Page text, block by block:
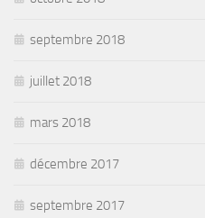
septembre 2018
juillet 2018
mars 2018
décembre 2017
septembre 2017